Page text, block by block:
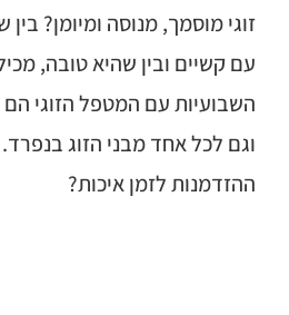
זוגי מוסמך, מנוסה ומיומן?
עם קשיים ובין שהיא טובה,
השבועיות עם המטפל הזוגי הם
וגם לכל אחד מבני הזוג
ההזדמנות לזמן איכות?